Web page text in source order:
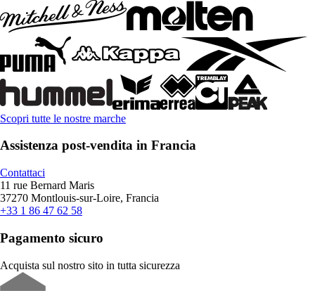
Scopri tutte le nostre marche
Assistenza post-vendita in Francia
Contattaci
11 rue Bernard Maris
37270 Montlouis-sur-Loire, Francia
+33 1 86 47 62 58
Pagamento sicuro
Acquista sul nostro sito in tutta sicurezza